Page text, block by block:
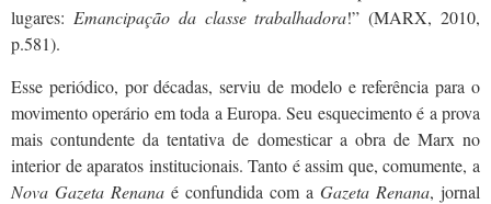
lugares: Emancipação da classe trabalhadora!” (MARX, 2010,
p.581).
Esse periódico, por décadas, serviu de modelo e referência para o
movimento operário em toda a Europa. Seu esquecimento é a prova
mais contundente da tentativa de domesticar a obra de Marx no
interior de aparatos institucionais. Tanto é assim que, comumente, a
Nova Gazeta Renana é confundida com a Gazeta Renana, jornal